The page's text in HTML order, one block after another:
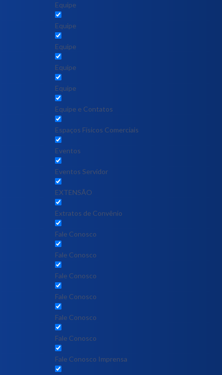
Equipe
Equipe
Equipe
Equipe
Equipe
Equipe e Contatos
Espaços Físicos Comerciais
Eventos
Eventos Servidor
EXTENSÃO
Extratos de Convênio
Fale Conosco
Fale Conosco
Fale Conosco
Fale Conosco
Fale Conosco
Fale Conosco
Fale Conosco Imprensa